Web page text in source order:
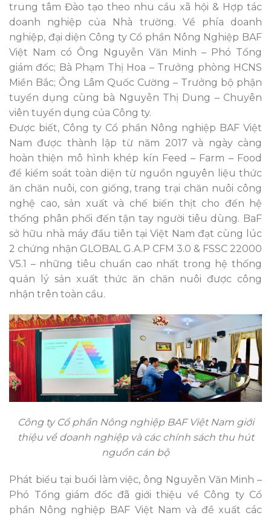
trung tâm Đào tạo theo nhu cầu xã hội & Hợp tác
doanh nghiệp của Nhà trường. Về phía doanh
nghiệp, đại diện Công ty Cổ phần Nông Nghiệp BAF
Việt Nam có Ông Nguyễn Văn Minh – Phó Tổng
giám đốc; Bà Phạm Thị Hoa – Trưởng phòng HCNS
Miền Bắc; Ông Lâm Quốc Cường – Trưởng bộ phận
tuyển dụng cùng bà Nguyễn Thị Dung – Chuyên
viên tuyển dụng của Công ty.
Được biết, Công ty Cổ phần Nông nghiệp BAF Việt
Nam được thành lập từ năm 2017 và ngày càng
hoàn thiện mô hình khép kín Feed – Farm – Food
để kiểm soát toàn diện từ nguồn nguyên liệu thức
ăn chăn nuôi, con giống, trang trại chăn nuôi công
nghệ cao, sản xuất và chế biến thịt cho đến hệ
thống phân phối đến tận tay người tiêu dùng. BaF
sở hữu nhà máy đầu tiên tại Việt Nam đạt cùng lúc
2 chứng nhận GLOBAL G.A.P CFM 3.0 & FSSC 22000
V5.1 – những tiêu chuẩn cao nhất trong hệ thống
quản lý sản xuất thức ăn chăn nuôi được công
nhận trên toàn cầu.
Công ty Cổ phần Nông nghiệp BAF Việt Nam giới
thiệu về doanh nghiệp và các chính sách thu hút
nguồn cán bộ
Phát biểu tại buổi làm việc, ông Nguyễn Văn Minh –
Phó Tổng giám đốc đã giới thiệu về Công ty Cổ
phần Nông nghiệp BAF Việt Nam và đề xuất các